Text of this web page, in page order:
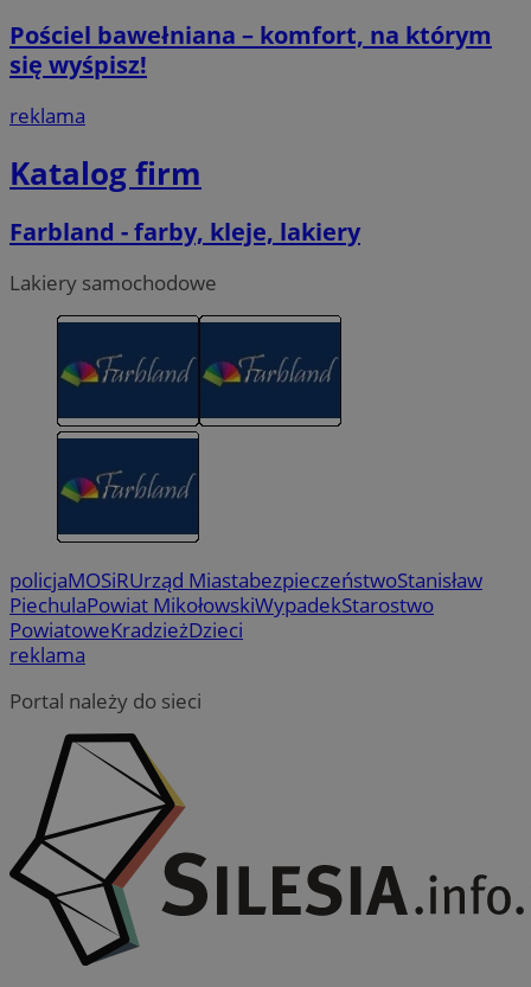
Pościel bawełniana – komfort, na którym
się wyśpisz!
reklama
Katalog firm
Farbland - farby, kleje, lakiery
Lakiery samochodowe
policjaMOSiRUrząd MiastabezpieczeństwoStanisław
PiechulaPowiat MikołowskiWypadekStarostwo
PowiatoweKradzieżDzieci
reklama
Portal należy do sieci